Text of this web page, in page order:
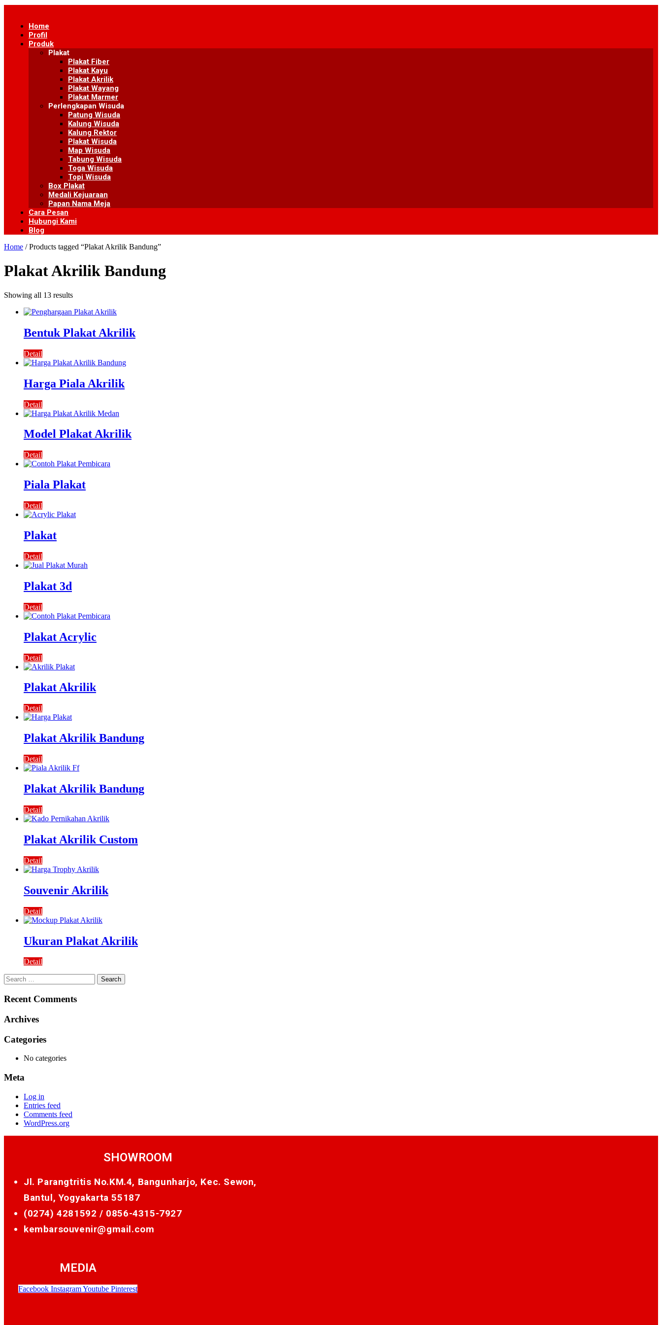
content
Home
Profil
Produk
Plakat
Plakat Fiber
Plakat Kayu
Plakat Akrilik
Plakat Wayang
Plakat Marmer
Perlengkapan Wisuda
Patung Wisuda
Kalung Wisuda
Kalung Rektor
Plakat Wisuda
Map Wisuda
Tabung Wisuda
Toga Wisuda
Topi Wisuda
Box Plakat
Medali Kejuaraan
Papan Nama Meja
Cara Pesan
Hubungi Kami
Blog
Home / Products tagged “Plakat Akrilik Bandung”
Plakat Akrilik Bandung
Showing all 13 results
Bentuk Plakat Akrilik
Detail
Harga Piala Akrilik
Detail
Model Plakat Akrilik
Detail
Piala Plakat
Detail
Plakat
Detail
Plakat 3d
Detail
Plakat Acrylic
Detail
Plakat Akrilik
Detail
Plakat Akrilik Bandung
Detail
Plakat Akrilik Bandung
Detail
Plakat Akrilik Custom
Detail
Souvenir Akrilik
Detail
Ukuran Plakat Akrilik
Detail
Search
for:
Recent Comments
Archives
Categories
No categories
Meta
Log in
Entries feed
Comments feed
WordPress.org
SHOWROOM
Jl. Parangtritis No.KM.4, Bangunharjo, Kec. Sewon,
Bantul, Yogyakarta 55187
(0274) 4281592 / 0856-4315-7927
kembarsouvenir@gmail.com
MEDIA
Facebook Instagram Youtube Pinterest